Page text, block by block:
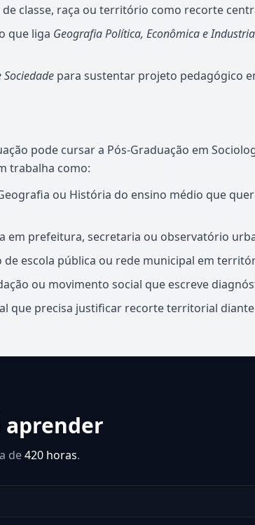
classe, raça ou território como recorte
que liga Geografia Política, Econômica e
Sociedade para sustentar projeto pedagógico
pode cursar a Pós-Graduação em
trabalha como:
ou História do ensino médio que
em prefeitura, secretaria ou observatório
escola pública ou rede municipal em
ou movimento social que escreve
que precisa justificar recorte territorial
aprender
de420 horas.